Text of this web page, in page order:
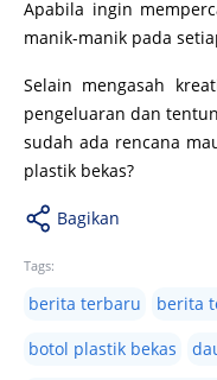
Apabila ingin
manik-manik pada
Selain mengasah
pengeluaran dan
sudah ada rencana
plastik bekas?
Bagikan
Tags:
berita terbaru berita
botol plastik bekas